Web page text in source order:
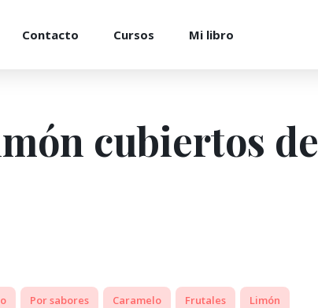
Contacto Cursos Mi libro
cubiertos de
Por sabores Caramelo Frutales Limón